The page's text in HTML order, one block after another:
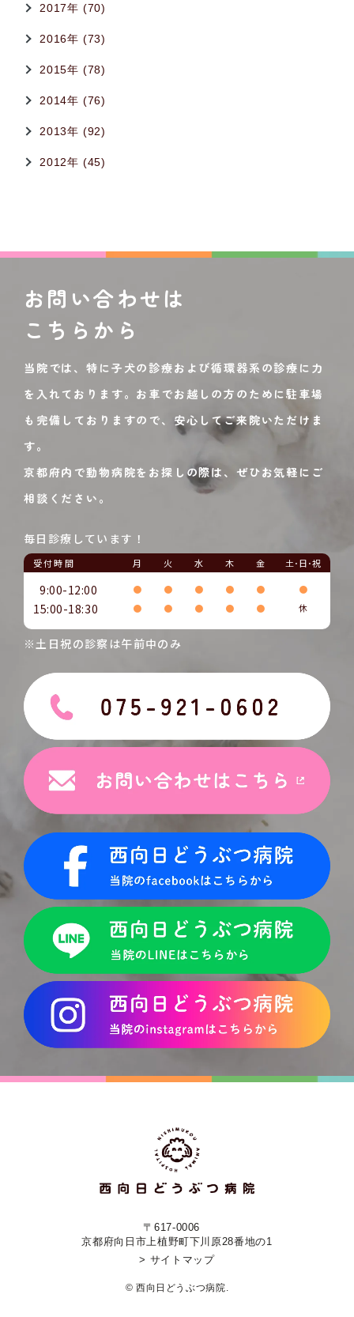
2017年 (70)
2016年 (73)
2015年 (78)
2014年 (76)
2013年 (92)
2012年 (45)
お問い合わせは
こちらから
当院では、特に子犬の診療および循環器系の診療に力
を入れております。お車でお越しの方のために駐車場
も完備しておりますので、安心してご来院いただけま
す。
京都府内で動物病院をお探しの際は、ぜひお気軽にご
相談ください。
毎日診療しています！
受付時間 月 火 水 木 金 土･日･祝
9:00-12:00 ● ● ● ● ● ●
15:00-18:30 ● ● ● ● ● 休
※土日祝の診察は午前中のみ
〒617-0006
京都府向日市上植野町下川原28番地の1
> サイトマップ
© 西向日どうぶつ病院.